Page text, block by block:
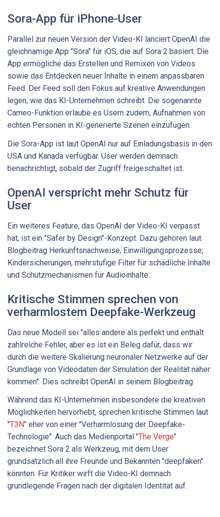
Sora-App für iPhone-User
Parallel zur neuen Version der Video-KI lanciert OpenAI die
gleichnamige App "Sora" für iOS, die auf Sora 2 basiert. Die
App ermögliche das Erstellen und Remixen von Videos
sowie das Entdecken neuer Inhalte in einem anpassbaren
Feed. Der Feed soll den Fokus auf kreative Anwendungen
legen, wie das KI-Unternehmen schreibt. Die sogenannte
Cameo-Funktion erlaube es Usern zudem, Aufnahmen von
echten Personen in KI-generierte Szenen einzufügen.
Die Sora-App ist laut OpenAI nur auf Einladungsbasis in den
USA und Kanada verfügbar. User werden demnach
benachrichtigt, sobald der Zugriff freigeschaltet ist.
OpenAI verspricht mehr Schutz für
User
Ein weiteres Feature, das OpenAI der Video-KI verpasst
hat, ist ein "Safer by Design"-Konzept. Dazu gehören laut
Blogbeitrag Herkunftsnachweise, Einwilligungsprozesse,
Kindersicherungen, mehrstufige Filter für schädliche Inhalte
und Schutzmechanismen für Audioinhalte.
Kritische Stimmen sprechen von
verharmlostem Deepfake-Werkzeug
Das neue Modell sei "alles andere als perfekt und enthält
zahlreiche Fehler, aber es ist ein Beleg dafür, dass wir
durch die weitere Skalierung neuronaler Netzwerke auf der
Grundlage von Videodaten der Simulation der Realität näher
kommen". Dies schreibt OpenAI in seinem Blogbeitrag.
Während das KI-Unternehmen insbesondere die kreativen
Möglichkeiten hervorhebt, sprechen kritische Stimmen laut
"T3N" eher von einer "Verharmlosung der Deepfake-
Technologie". Auch das Medienportal "The Verge"
bezeichnet Sora 2 als Werkzeug, mit dem User
grundsätzlich all ihre Freunde und Bekannten "deepfaken"
könnten. Für Kritiker wirft die Video-KI demnach
grundlegende Fragen nach der digitalen Identität auf.